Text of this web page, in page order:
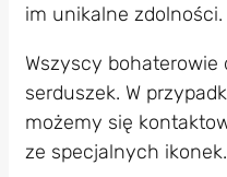
im unikalne zdolności.
Wszyscy
serduszek. W
możemy się
ze specjalnych ikonek.